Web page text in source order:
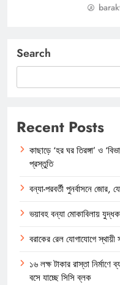
Search
Recent Posts
কাছাড়ে ‘হর ঘর তিরঙ্গা’ ও
প্রস্তুতি
বন্যা-পরবর্তী পুনর্বাসনে জোর,
ভয়াবহ বন্যা মোকাবিলায়
বরাকের রেল যোগাযোগে স্থায়ী
১৬ লক্ষ টাকার রাস্তা
বসে যাচ্ছে সিসি ব্লক